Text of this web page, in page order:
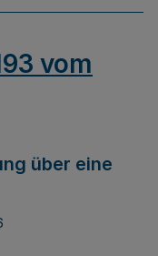
vom
über eine